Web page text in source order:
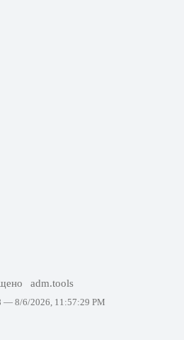
adm.tools
— 8/6/2026, 11:57:29 PM